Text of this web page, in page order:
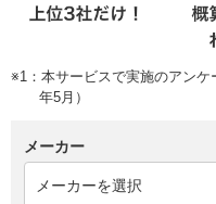
※1：本サービスで実施のアン
年5月）
メーカー